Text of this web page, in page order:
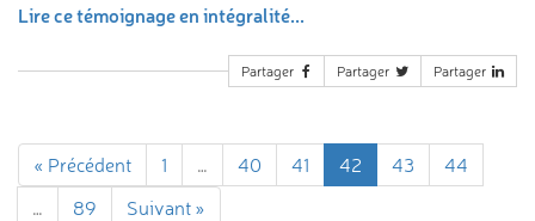
Lire ce témoignage en intégralité...
Partager Partager Partager
« Précédent 1 … 40 41 42 43
44
…
89 Suivant »